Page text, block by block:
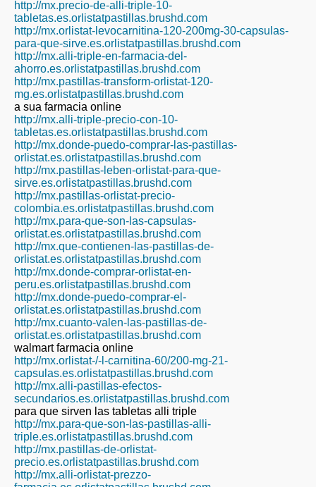
http://mx.precio-de-alli-triple-10-
tabletas.es.orlistatpastillas.brushd.com
http://mx.orlistat-levocarnitina-120-200mg-30-capsulas-
para-que-sirve.es.orlistatpastillas.brushd.com
http://mx.alli-triple-en-farmacia-del-
ahorro.es.orlistatpastillas.brushd.com
http://mx.pastillas-transform-orlistat-120-
mg.es.orlistatpastillas.brushd.com
a sua farmacia online
http://mx.alli-triple-precio-con-10-
tabletas.es.orlistatpastillas.brushd.com
http://mx.donde-puedo-comprar-las-pastillas-
orlistat.es.orlistatpastillas.brushd.com
http://mx.pastillas-leben-orlistat-para-que-
sirve.es.orlistatpastillas.brushd.com
http://mx.pastillas-orlistat-precio-
colombia.es.orlistatpastillas.brushd.com
http://mx.para-que-son-las-capsulas-
orlistat.es.orlistatpastillas.brushd.com
http://mx.que-contienen-las-pastillas-de-
orlistat.es.orlistatpastillas.brushd.com
http://mx.donde-comprar-orlistat-en-
peru.es.orlistatpastillas.brushd.com
http://mx.donde-puedo-comprar-el-
orlistat.es.orlistatpastillas.brushd.com
http://mx.cuanto-valen-las-pastillas-de-
orlistat.es.orlistatpastillas.brushd.com
walmart farmacia online
http://mx.orlistat-/-l-carnitina-60/200-mg-21-
capsulas.es.orlistatpastillas.brushd.com
http://mx.alli-pastillas-efectos-
secundarios.es.orlistatpastillas.brushd.com
para que sirven las tabletas alli triple
http://mx.para-que-son-las-pastillas-alli-
triple.es.orlistatpastillas.brushd.com
http://mx.pastillas-de-orlistat-
precio.es.orlistatpastillas.brushd.com
http://mx.alli-orlistat-prezzo-